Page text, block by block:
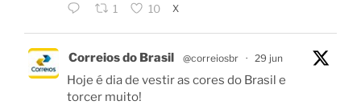
1 10 X
Correios do Brasil @correiosbr · 29 jun
Hoje é dia de vestir as cores do Brasil e
torcer muito!